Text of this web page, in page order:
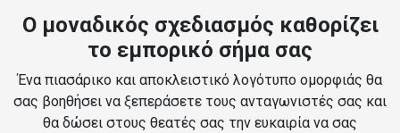
Ο μοναδικός σχεδιασμός καθορίζει
το εμπορικό σήμα σας
Ένα πιασάρικο και αποκλειστικό λογότυπο ομορφιάς θα
σας βοηθήσει να ξεπεράσετε τους ανταγωνιστές σας και
θα δώσει στους θεατές σας την ευκαιρία να σας